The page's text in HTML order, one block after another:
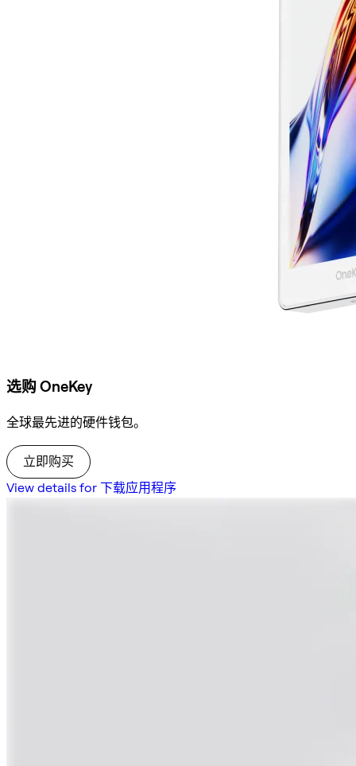
选购 OneKey
全球最先进的硬件钱包。
立即购买
View details for 下载应用程序